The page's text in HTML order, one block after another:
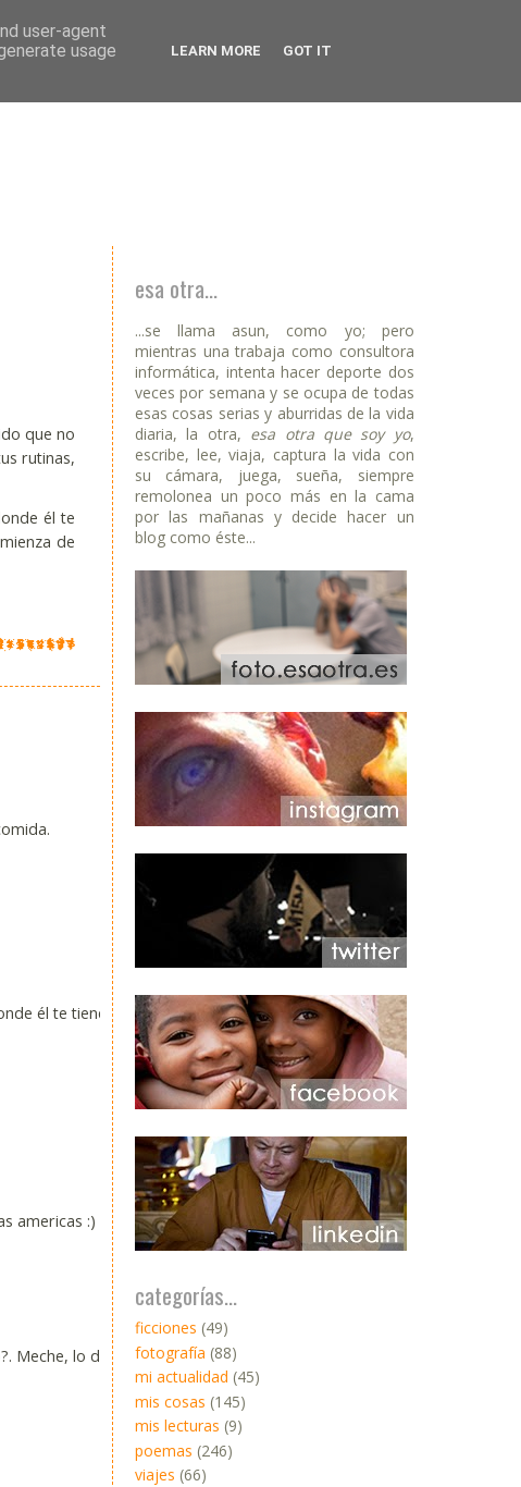
que no
rutinas,
él te
de
él te tiende
americas :)
Meche, lo de
esa otra...
...se llama asun, como yo; pero
mientras una trabaja como consultora
informática, intenta hacer deporte dos
veces por semana y se ocupa de todas
esas cosas serias y aburridas de la vida
diaria, la otra, esa otra que soy yo,
escribe, lee, viaja, captura la vida con
su cámara, juega, sueña, siempre
remolonea un poco más en la cama
por las mañanas y decide hacer un
blog como éste...
categorías...
ficciones (49)
fotografía (88)
mi actualidad (45)
mis cosas (145)
mis lecturas (9)
poemas (246)
viajes (66)
user-agent
usage
LEARN MORE GOT IT